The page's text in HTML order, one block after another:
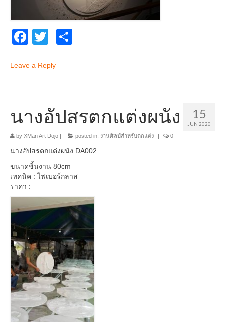
Facebook
Twitter
Leave a Reply
15
JUN 2020
นางอัปสรตกแต่งผนัง
by XMan Art Dojo | posted in: งานศิลป์สำหรับตกแต่ง | 0
นางอัปสรตกแต่งผนัง DA002
ขนาดชิ้นงาน 80cm
เทคนิค : ไฟเบอร์กลาส
ราคา :